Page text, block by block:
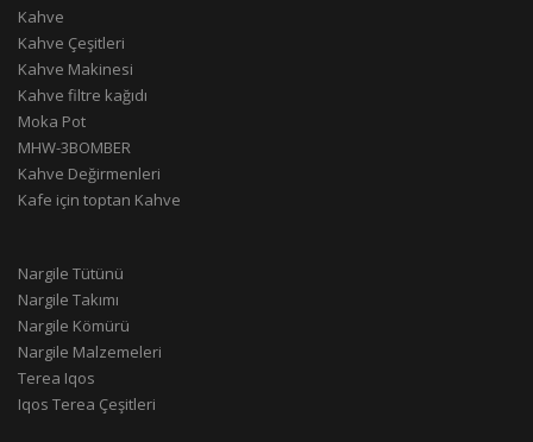
Kahve
Kahve Çeşitleri
Kahve Makinesi
Kahve filtre kağıdı
Moka Pot
MHW-3BOMBER
Kahve Değirmenleri
Kafe için toptan Kahve
Nargile Tütünü
Nargile Takımı
Nargile Kömürü
Nargile Malzemeleri
Terea Iqos
Iqos Terea Çeşitleri